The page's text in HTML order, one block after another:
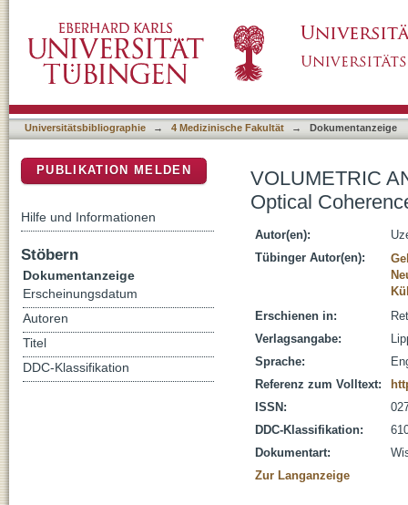
Study
Universitätsbibliographie → 4 Medizinische Fakultät → Dokumentanzeige
VOLUMETRIC
Optical
Autor(en):
Tübinger Autor(en):
Erschienen in:
Verlagsangabe:
Sprache:
Referenz zum Volltext:
ISSN:
DDC-Klassifikation:
Dokumentart:
Zur Langanzeige
PUBLIKATION MELDEN
Hilfe und Informationen
Stöbern
Dokumentanzeige
Erscheinungsdatum
Autoren
Titel
DDC-Klassifikation